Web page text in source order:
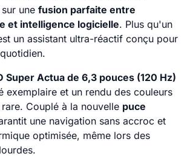
une fusion parfaite entre
et intelligence logicielle. Plus qu'un
un assistant ultra-réactif conçu pour
Super Actua de 6,3 pouces (120 Hz)
exemplaire et un rendu des couleurs
Couplé à la nouvelle puce
une navigation sans accroc et
optimisée, même lors des